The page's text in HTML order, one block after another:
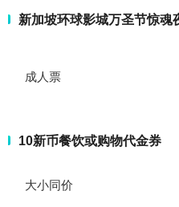
新加坡环球影城万圣节惊魂
成人票
10新币餐饮或购物代金券
大小同价